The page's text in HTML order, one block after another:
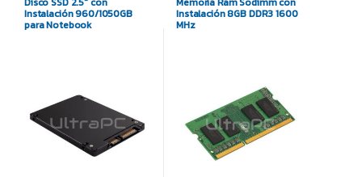
Instalación 960/1050GB
para Notebook
Instalación 8GB DDR3 1600
MHz